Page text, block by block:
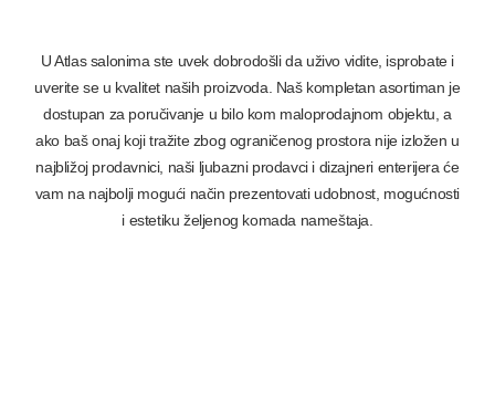
U Atlas salonima ste uvek dobrodošli da uživo vidite, isprobate i
uverite se u kvalitet naših proizvoda. Naš kompletan asortiman je
dostupan za poručivanje u bilo kom maloprodajnom objektu, a
ako baš onaj koji tražite zbog ograničenog prostora nije izložen u
najbližoj prodavnici, naši ljubazni prodavci i dizajneri enterijera će
vam na najbolji mogući način prezentovati udobnost, mogućnosti
i estetiku željenog komada nameštaja.